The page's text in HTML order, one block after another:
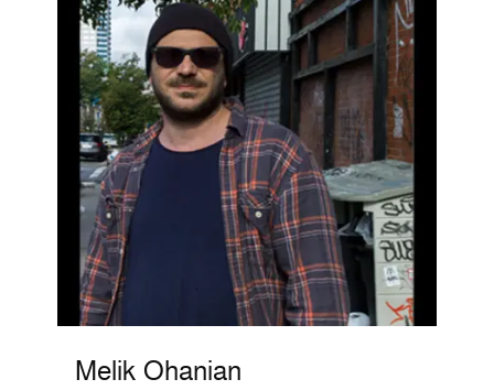
Melik Ohanian